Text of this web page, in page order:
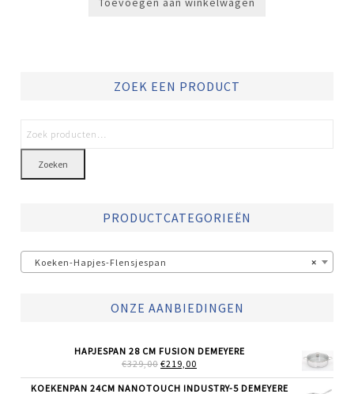
ZOEK EEN PRODUCT
Zoeken
PRODUCTCATEGORIEËN
×
Koeken-Hapjes-Flensjespan
ONZE AANBIEDINGEN
HAPJESPAN 28 CM FUSION DEMEYERE
€329,00 OORSPRONKELIJKE
WAS:
€219,00
IS:
KOEKENPAN 24CM NANOTOUCH INDUSTRY-5 DEMEYERE